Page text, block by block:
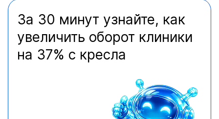
За 30 минут узнайте, как
увеличить оборот клиники
на 37% с кресла